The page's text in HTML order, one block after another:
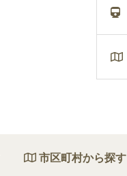
市区町村から探す